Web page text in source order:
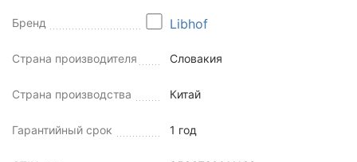
Бренд Libhof
Страна производителя Словакия
Страна производства Китай
Гарантийный срок 1 год